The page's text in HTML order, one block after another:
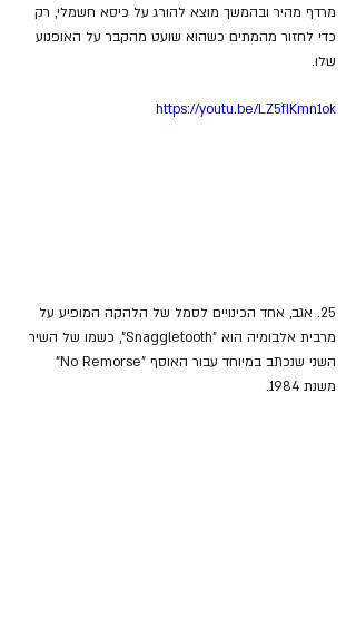
מרדף מהיר ובהמשך מוצא להורג על כיסא חשמלי, רק
כדי לחזור מהמתים כשהוא שועט מהקבר על האופנוע
שלו.
https://youtu.be/LZ5fIKmn1ok
25. אגב, אחד הכינויים לסמל של הלהקה המופיע על
מרבית אלבומיה הוא "Snaggletooth", כשמו של השיר
השני שנכתב במיוחד עבור האוסף "
No Remorse"
משנת 1984.